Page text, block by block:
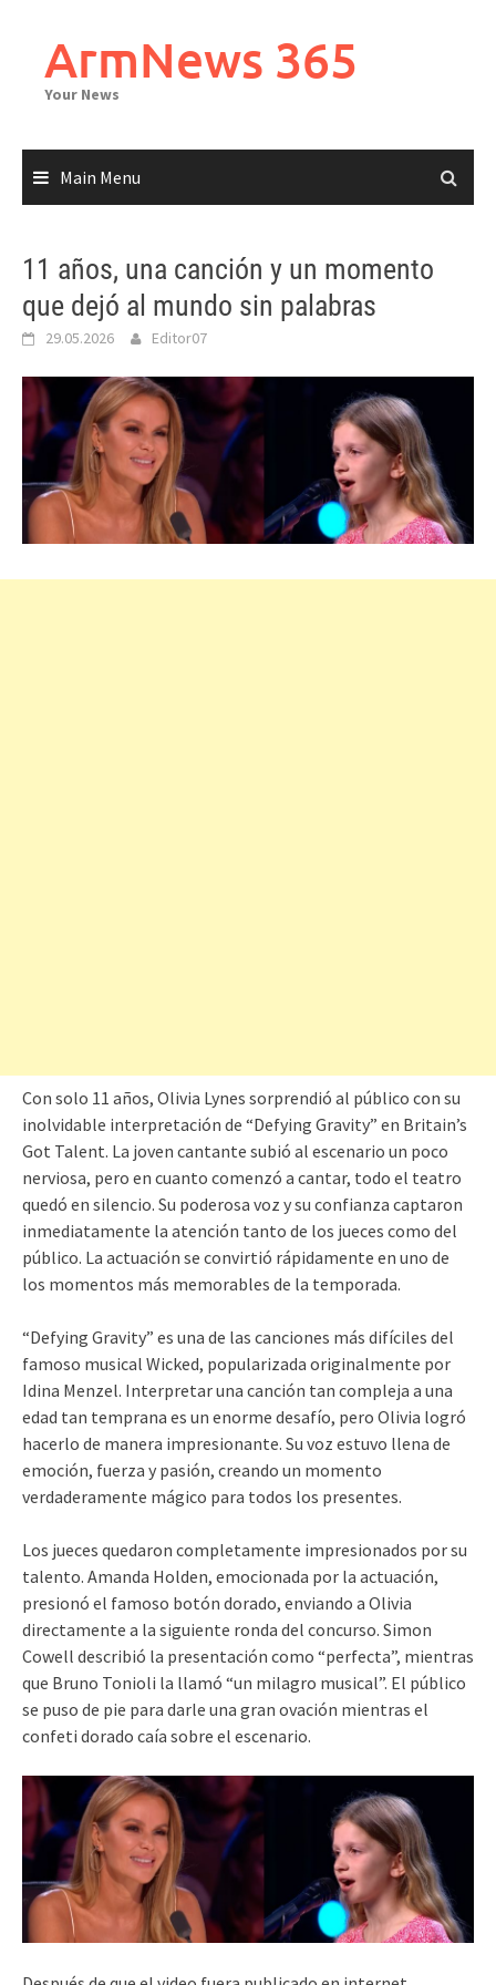
contentArmNews 365
Your News
Main Menu
11 años, una canción y un momento
que dejó al mundo sin palabras
29.05.2026 Editor07
Con solo 11 años, Olivia Lynes sorprendió al público con su
inolvidable interpretación de “Defying Gravity” en Britain’s
Got Talent. La joven cantante subió al escenario un poco
nerviosa, pero en cuanto comenzó a cantar, todo el teatro
quedó en silencio. Su poderosa voz y su confianza captaron
inmediatamente la atención tanto de los jueces como del
público. La actuación se convirtió rápidamente en uno de
los momentos más memorables de la temporada.
“Defying Gravity” es una de las canciones más difíciles del
famoso musical Wicked, popularizada originalmente por
Idina Menzel. Interpretar una canción tan compleja a una
edad tan temprana es un enorme desafío, pero Olivia logró
hacerlo de manera impresionante. Su voz estuvo llena de
emoción, fuerza y pasión, creando un momento
verdaderamente mágico para todos los presentes.
Los jueces quedaron completamente impresionados por su
talento. Amanda Holden, emocionada por la actuación,
presionó el famoso botón dorado, enviando a Olivia
directamente a la siguiente ronda del concurso. Simon
Cowell describió la presentación como “perfecta”, mientras
que Bruno Tonioli la llamó “un milagro musical”. El público
se puso de pie para darle una gran ovación mientras el
confeti dorado caía sobre el escenario.